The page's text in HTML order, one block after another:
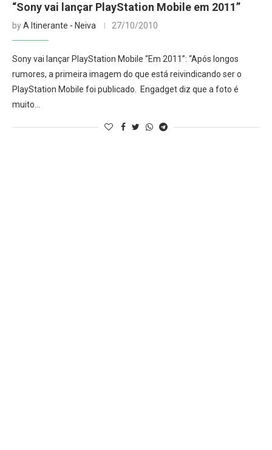
“Sony vai lançar PlayStation Mobile em 2011”
byA Itinerante - Neiva 27/10/2010
Sony vai lançar PlayStation Mobile “Em 2011”: “Após longos
rumores, a primeira imagem do que está reivindicando ser o
PlayStation Mobile foi publicado. Engadget diz que a foto é
muito…